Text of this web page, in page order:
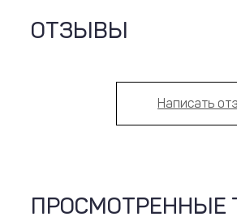
ОТЗЫВЫ
Написать
ПРОСМОТРЕННЫЕ